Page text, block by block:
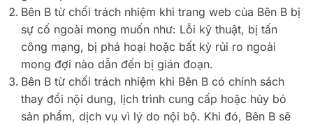
Bên B từ chối trách nhiệm khi trang web của Bên B bị
sự cố ngoài mong muốn như: Lỗi kỹ thuật, bị tấn
công mạng, bị phá hoại hoặc bất kỳ rủi ro ngoài
mong đợi nào dẫn đến bị gián đoạn.
Bên B từ chối trách nhiệm khi Bên B có chính sách
thay đổi nội dung, lịch trình cung cấp hoặc hủy bỏ
sản phẩm, dịch vụ vì lý do nội bộ. Khi đó, Bên B sẽ